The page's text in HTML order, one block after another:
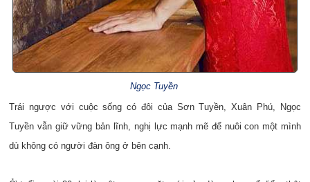
Ngọc Tuyền
Trái ngược với cuộc sống có đôi của Sơn Tuyền, Xuân Phú, Ngọc
Tuyền vẫn giữ vững bản lĩnh, nghị lực mạnh mẽ để nuôi con một mình
dù không có người đàn ông ở bên cạnh.